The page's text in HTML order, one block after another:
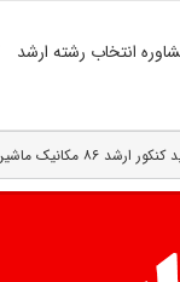
انتخاب رشته ارشد
ماشین های کشاورزی (رایگان)